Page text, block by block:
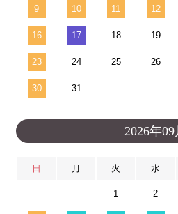
9 10 11 12
16 17 18 19
23 24 25 26
30 31
2026年09
日 月 火 水
1 2